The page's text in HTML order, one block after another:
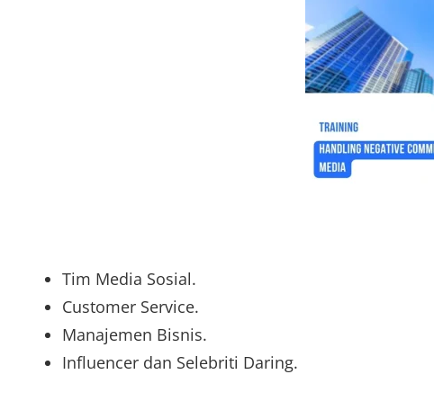
Tim Media Sosial.
Customer Service.
Manajemen Bisnis.
Influencer dan Selebriti Daring.